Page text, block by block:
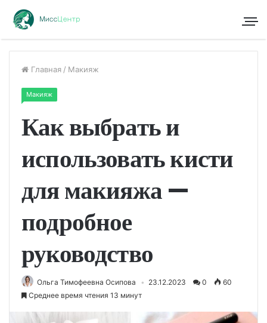
Главная / Макияж
Макияж
Как выбрать и
использовать кисти
для макияжа —
подробное
руководство
Ольга Тимофеевна Осипова 23.12.2023 0
60
Среднее время чтения 13 минут